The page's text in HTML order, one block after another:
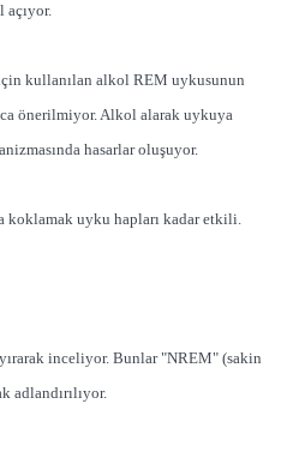
kullanılan alkol REM uykusunun
önerilmiyor. Alkol alarak uykuya
hasarlar oluşuyor.
koklamak uyku hapları kadar etkili.
inceliyor. Bunlar "NREM" (sakin
adlandırılıyor.